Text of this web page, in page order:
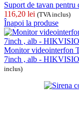
Suport de tavan
116,20 lei (TVA inclus)
Înapoi la produse
Monitor videointerfon
7inch , alb -
inclus)